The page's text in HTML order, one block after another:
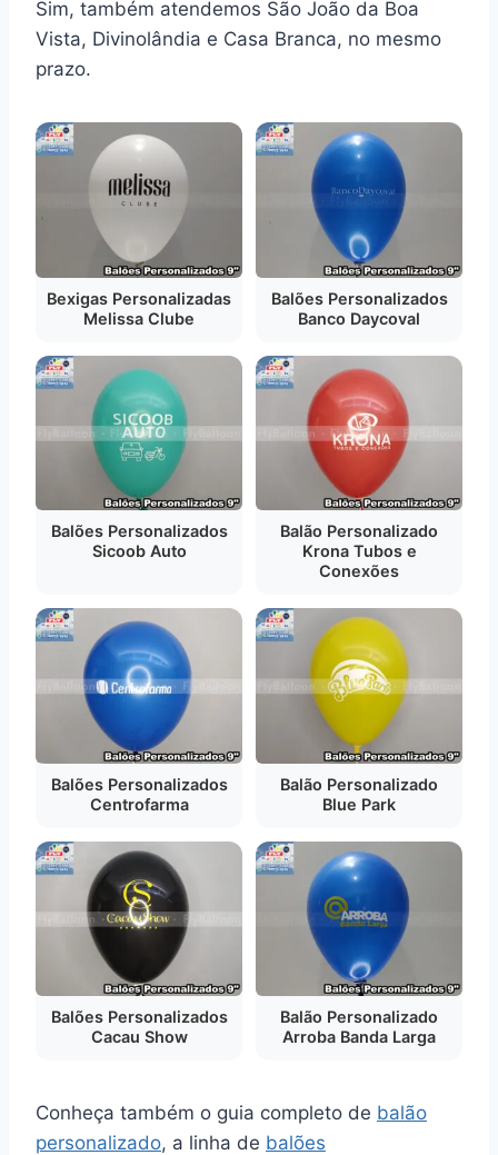
Sim, também atendemos São João da Boa
Vista, Divinolândia e Casa Branca, no mesmo
prazo.
Bexigas Personalizadas
Melissa Clube
Balões Personalizados
Banco Daycoval
Balões Personalizados
Sicoob Auto
Balão Personalizado
Krona Tubos e
Conexões
Balões Personalizados
Centrofarma
Balão Personalizado
Blue Park
Balões Personalizados
Cacau Show
Balão Personalizado
Arroba Banda Larga
Conheça também o guia completo de balão
personalizado, a linha de balões